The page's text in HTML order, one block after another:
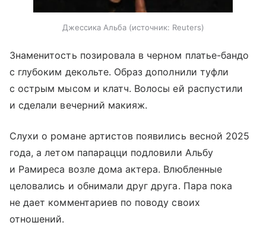
Джессика Альба источник: Reuters
Знаменитость позировала в черном платье-бандо
с глубоким декольте. Образ дополнили туфли
с острым мысом и клатч. Волосы ей распустили
и сделали вечерний макияж.
Слухи о романе артистов появились весной 2025
года, а летом папарацци подловили Альбу
и Рамиреса возле дома актера. Влюбленные
целовались и обнимали друг друга. Пара пока
не дает комментариев по поводу своих
отношений.